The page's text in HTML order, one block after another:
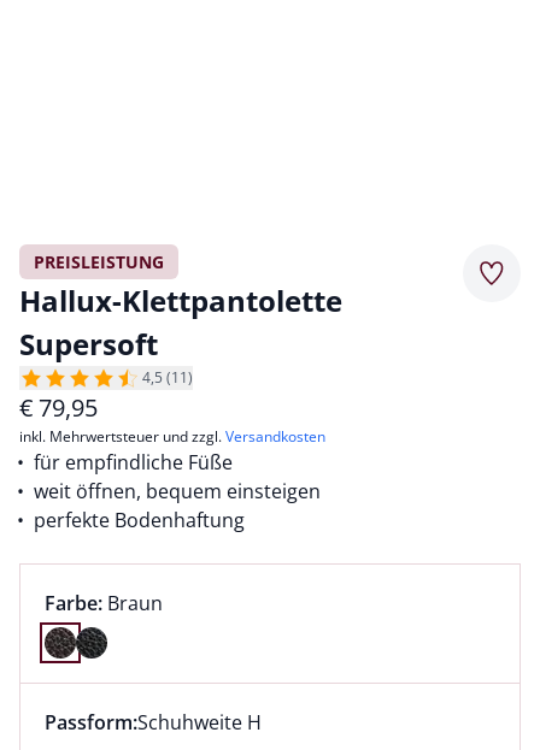
PREISLEISTUNG
Hallux-Klettpantolette
Supersoft
4,5 (11)
€ 79,95
inkl. Mehrwertsteuer und zzgl.Versandkosten
für empfindliche Füße
weit öffnen, bequem einsteigen
perfekte Bodenhaftung
Farbauswahl:
Farbe: aktuell ausgewählt:
Braun
Farbe Braun ausgewählt
Dieser Artikel hat die Passform Schuhweite H. für
Passform:Schuhweite H